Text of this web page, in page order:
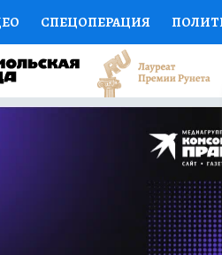
СПЕЦОПЕРАЦИЯ
НАУКА СПОРТ
ДОКТОР ФИНАНСЫ
ПРОГНОЗЫ НА СПОРТ
НОВОЕ НА